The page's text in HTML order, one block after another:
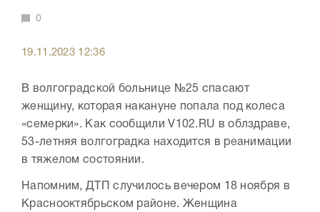
0
19.11.2023 12:36
В волгоградской больнице №25 спасают
женщину, которая накануне попала под колеса
«семерки». Как сообщили V102.RU в облздраве,
53-летняя волгоградка находится в реанимации
в тяжелом состоянии.
Напомним, ДТП случилось вечером 18 ноября в
Краснооктябрьском районе. Женщина